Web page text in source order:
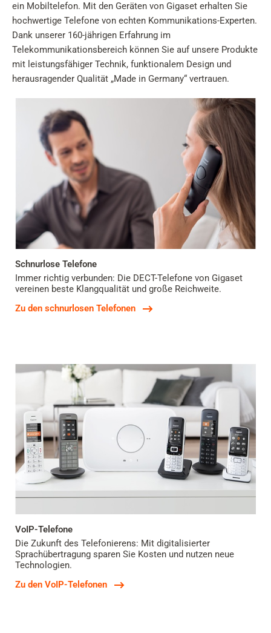
ein Mobiltelefon. Mit den Geräten von Gigaset erhalten Sie
hochwertige Telefone von echten Kommunikations-Experten.
Dank unserer 160-jährigen Erfahrung im
Telekommunikationsbereich können Sie auf unsere Produkte
mit leistungsfähiger Technik, funktionalem Design und
herausragender Qualität „Made in Germany“ vertrauen.
Schnurlose Telefone
Immer richtig verbunden: Die DECT-Telefone von Gigaset
vereinen beste Klangqualität und große Reichweite.
Zu den schnurlosen Telefonen
VoIP-Telefone
Die Zukunft des Telefonierens: Mit digitalisierter
Sprachübertragung sparen Sie Kosten und nutzen neue
Technologien.
Zu den VoIP-Telefonen